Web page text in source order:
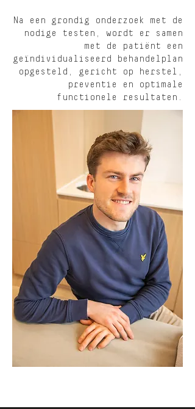
Na een grondig onderzoek met de
nodige testen, wordt er samen
met de patiënt een
geïndividualiseerd behandelplan
opgesteld, gericht op herstel,
preventie en optimale
functionele resultaten.